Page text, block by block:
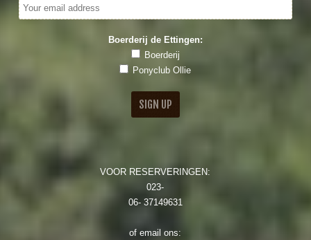
Boerderij de Ettingen:
Boerderij
Ponyclub Ollie
VOOR RESERVERINGEN:
023-
06- 37149631
of email ons: